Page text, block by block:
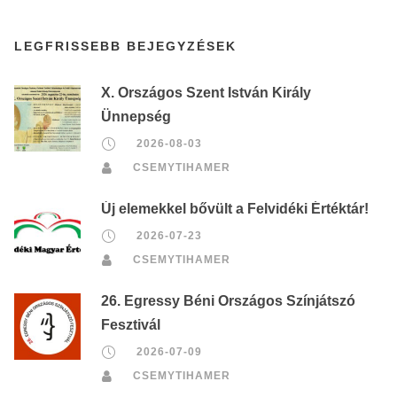
LEGFRISSEBB BEJEGYZÉSEK
X. Országos Szent István Király
Ünnepség
2026-08-03
CSEMYTIHAMER
Új elemekkel bővült a Felvidéki Értéktár!
2026-07-23
CSEMYTIHAMER
26. Egressy Béni Országos Színjátszó
Fesztivál
2026-07-09
CSEMYTIHAMER